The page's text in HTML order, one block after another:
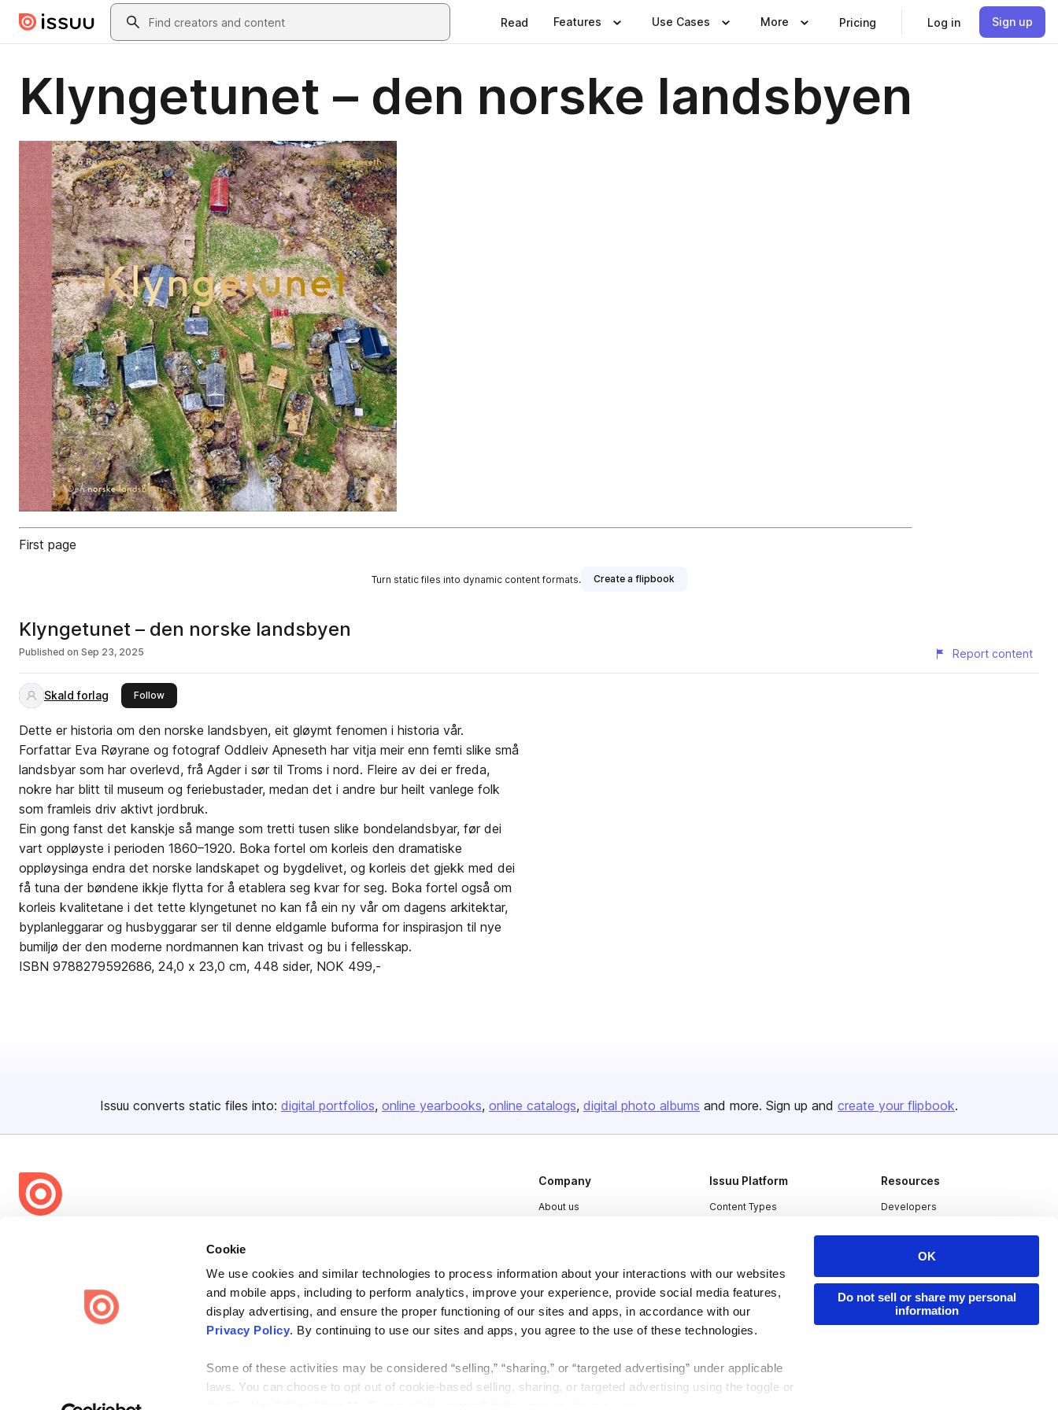
Cookie
We use cookies and similar technologies to process information about your interactions with our websites
and mobile apps, including to perform analytics, improve your experience, provide social media features,
display advertising, and ensure the proper functioning of our sites and apps, in accordance with our
Privacy Policy. By continuing to use our sites and apps, you agree to the use of these technologies.
Some of these activities may be considered “selling,” “sharing,” or “targeted advertising” under applicable
laws. You can choose to opt out of cookie-based selling, sharing, or targeted advertising using the toggle or
OK
Do not sell or share my personal
information
Skip to main contentSearch
Read Features Use Cases More Pricing Log in Sign up
Klyngetunet – den norske landsbyen
First page
Turn static files into dynamic content formats. Create a flipbook
Klyngetunet – den norske landsbyen
Published on Sep 23, 2025 Report content
Skald forlag Followthis publisher
Dette er historia om den norske landsbyen, eit gløymt fenomen i historia vår.
Forfattar Eva Røyrane og fotograf Oddleiv Apneseth har vitja meir enn femti slike små
landsbyar som har overlevd, frå Agder i sør til Troms i nord. Fleire av dei er freda,
nokre har blitt til museum og feriebustader, medan det i andre bur heilt vanlege folk
som framleis driv aktivt jordbruk.
Ein gong fanst det kanskje så mange som tretti tusen slike bondelandsbyar, før dei
vart oppløyste i perioden 1860–1920. Boka fortel om korleis den dramatiske
oppløysinga endra det norske landskapet og bygdelivet, og korleis det gjekk med dei
få tuna der bøndene ikkje flytta for å etablera seg kvar for seg. Boka fortel også om
korleis kvalitetane i det tette klyngetunet no kan få ein ny vår om dagens arkitektar,
byplanleggarar og husbyggarar ser til denne eldgamle buforma for inspirasjon til nye
bumiljø der den moderne nordmannen kan trivast og bu i fellesskap.
ISBN 9788279592686, 24,0 x 23,0 cm, 448 sider, NOK 499,-
Issuu converts static files into: digital portfolios online yearbooks online catalogs digital photo albums and more. Sign up and create your flipbook.
Issuu turns PDFs and other files into interactive flipbooks and
engaging content for every channel.
Company
About us
Contact
Issuu Platform
Content Types
Resources
Developers
Publisher Directory
Redeem Code